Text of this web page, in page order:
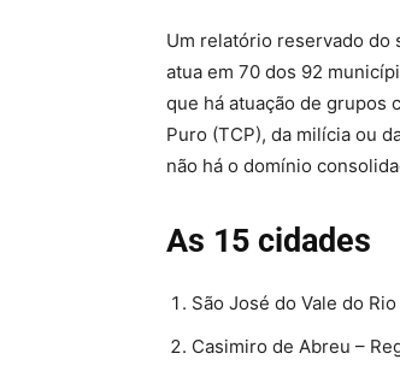
Um relatório reservado do
atua em 70 dos 92
que há atuação de grupos
Puro (TCP), da milícia ou
não há o domínio
As 15 cidades
São José do Vale do
Casimiro de Abreu –